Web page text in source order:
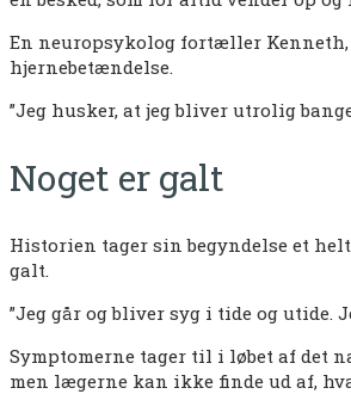
En neuropsykolog fortæller
hjernebetændelse.
”Jeg husker, at jeg bliver utrolig
Noget er galt
Historien tager sin begyndelse et
galt.
”Jeg går og bliver syg i tide og utide.
Symptomerne tager til i løbet af det
men lægerne kan ikke finde ud af,